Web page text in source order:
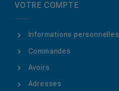
VOTRE COMPTE
Informations personnelles
Commandes
Avoirs
Adresses